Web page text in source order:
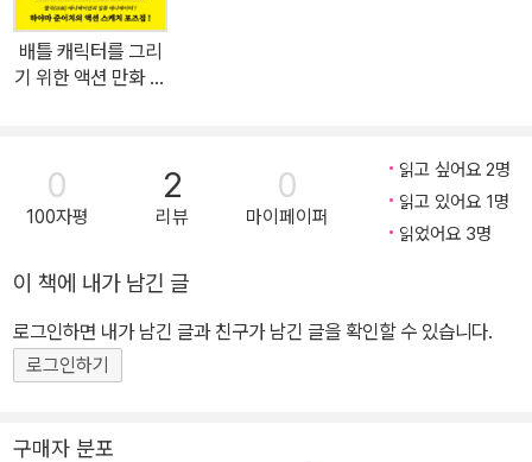
로서 저자가 직접 터득한 활용도 높은 포인트들도 만날 수 있다. 액션
포즈를 그릴 때 자주 하게 되는 실수를 자연스럽게 수정하는 방법을
상급 애니메이터 하야마 준이치의 다이내믹한 움직임이 있는 스케치
집 · 무한한 영감을 줄 역동적인 액션 포즈, 여러 스포츠물에 활용할
이는 액션 동작에서 다이내믹한 포즈를 포착하는 포인트, 신체 구조
와 근육, 자세의 묘사 방법 설명 · 초보자의 흔한 실수를 자연스럽게
수정하는 저자의 첨삭 지도 코너, 실력을 한층 높이는 팁을 담은 칼럼
배틀 캐릭터를 그리
기 위한 액션 만화 스
0
100자평
2
리뷰
0
마이페이퍼
읽고 싶어요 2명
읽고 있어요 1명
읽었어요 3명
이 책에 내가 남긴 글
로그인하면 내가 남긴 글과 친구가 남긴 글을 확인할 수 있습니다.
로그인하기
구매자 분포